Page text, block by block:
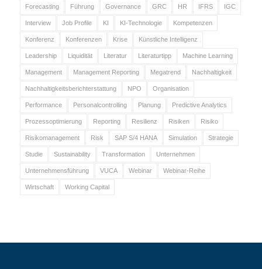
Forecasting Führung Governance GRC HR IFRS IGC
Interview Job Profile KI KI-Technologie Kompetenzen
Konferenz Konferenzen Krise Künstliche Intelligenz
Leadership Liquidität Literatur Literaturtipp Machine Learning
Management Management Reporting Megatrend Nachhaltigkeit
Nachhaltigkeitsberichterstattung NPO Organisation
Performance Personalcontrolling Planung Predictive Analytics
Prozessoptimierung Reporting Resilienz Risiken Risiko
Risikomanagement Risk SAP S/4 HANA Simulation Strategie
Studie Sustainability Transformation Unternehmen
Unternehmensführung VUCA Webinar Webinar-Reihe
Wirtschaft Working Capital